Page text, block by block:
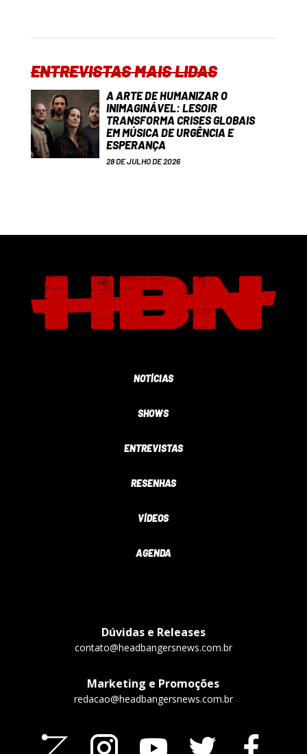
ENTREVISTAS MAIS LIDAS
A ARTE DE HUMANIZAR O
INIMAGINÁVEL: LESOIR
TRANSFORMA CRISES GLOBAIS
EM MÚSICA DE URGÊNCIA E
ESPERANÇA
28 DE JULHO DE 2026
NOTÍCIAS
SHOWS
ENTREVISTAS
RESENHAS
VÍDEOS
AGENDA
Dúvidas e Releases
contato@headbangersnews.com.br
Marketing e Promoções
redacao@headbangersnews.com.br